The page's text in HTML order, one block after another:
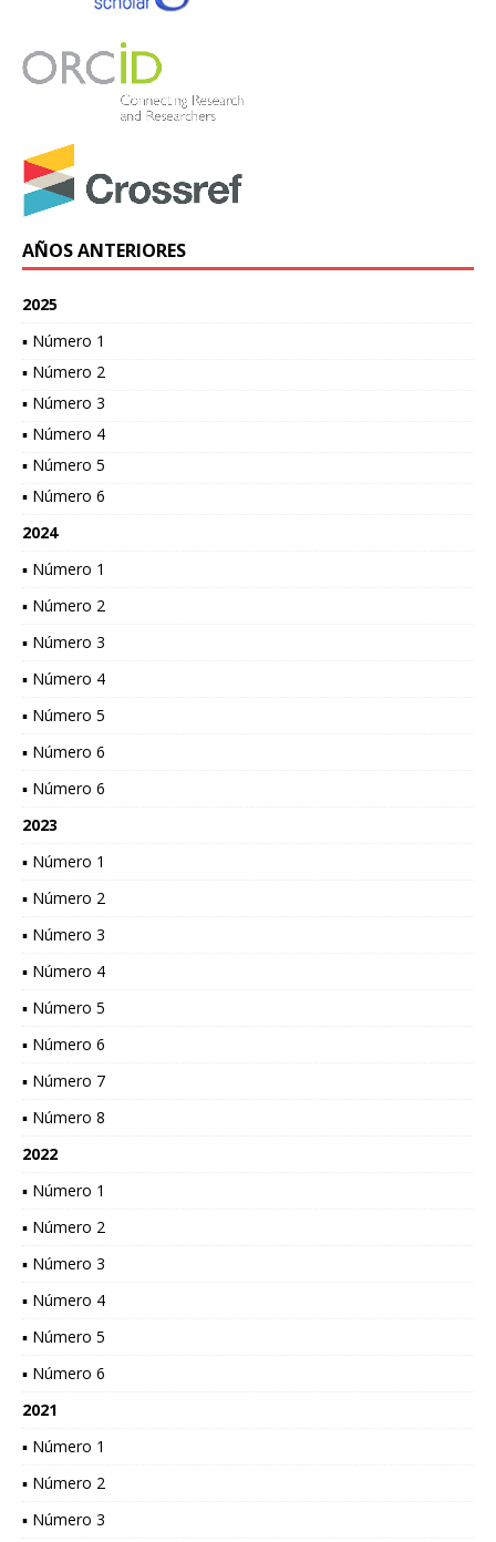
AÑOS ANTERIORES
2025
▪ Número 1
▪ Número 2
▪ Número 3
▪ Número 4
▪ Número 5
▪ Número 6
2024
▪ Número 1
▪ Número 2
▪ Número 3
▪ Número 4
▪ Número 5
▪ Número 6
▪ Número 6
2023
▪ Número 1
▪ Número 2
▪ Número 3
▪ Número 4
▪ Número 5
▪ Número 6
▪ Número 7
▪ Número 8
2022
▪ Número 1
▪ Número 2
▪ Número 3
▪ Número 4
▪ Número 5
▪ Número 6
2021
▪ Número 1
▪ Número 2
▪ Número 3